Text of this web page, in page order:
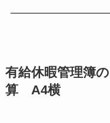
有給休暇管理簿
算 A4横